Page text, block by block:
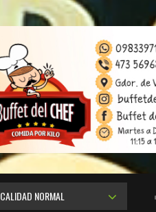
CALIDAD NORMAL